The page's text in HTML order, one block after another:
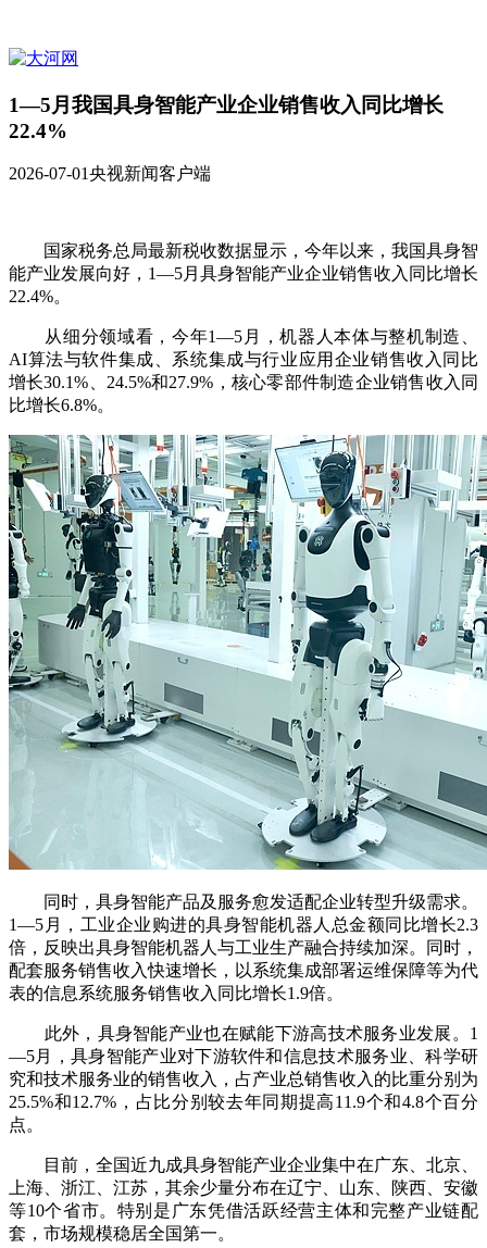
1—5月我国具身智能产业企业销售收入同比增长
22.4%
2026-07-01央视新闻客户端
国家税务总局最新税收数据显示，今年以来，我国具身智
能产业发展向好，1—5月具身智能产业企业销售收入同比增长
22.4%。
从细分领域看，今年1—5月，机器人本体与整机制造、
AI算法与软件集成、系统集成与行业应用企业销售收入同比
增长30.1%、24.5%和27.9%，核心零部件制造企业销售收入同
比增长6.8%。
同时，具身智能产品及服务愈发适配企业转型升级需求。
1—5月，工业企业购进的具身智能机器人总金额同比增长2.3
倍，反映出具身智能机器人与工业生产融合持续加深。同时，
配套服务销售收入快速增长，以系统集成部署运维保障等为代
表的信息系统服务销售收入同比增长1.9倍。
此外，具身智能产业也在赋能下游高技术服务业发展。1
—5月，具身智能产业对下游软件和信息技术服务业、科学研
究和技术服务业的销售收入，占产业总销售收入的比重分别为
25.5%和12.7%，占比分别较去年同期提高11.9个和4.8个百分
点。
目前，全国近九成具身智能产业企业集中在广东、北京、
上海、浙江、江苏，其余少量分布在辽宁、山东、陕西、安徽
等10个省市。特别是广东凭借活跃经营主体和完整产业链配
套，市场规模稳居全国第一。